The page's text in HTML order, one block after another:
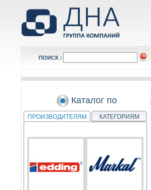
ПОИСК :
Каталог по
ПРОИЗВОДИТЕЛЯМ КАТЕГОРИЯМ